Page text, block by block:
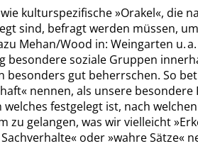
kulturspezifische»Orakel«, die
sind, befragt werden müssen,
Mehan/Wood in: Weingarten u. a.
besondere soziale Gruppen
besonders gut beherrschen. So
« nennen, als unsere besondere
festgelegt ist, nach
zu gelangen, was wir vielleicht»
« oder»wahre Sätze«